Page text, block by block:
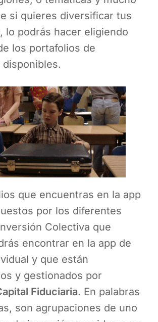
si quieres diversificar tus
lo podrás hacer eligiendo
los portafolios de
que encuentras en la app
por los diferentes
Colectiva que
encontrar en la app de
y que están
y gestionados por
Fiduciaria. En palabras
son agrupaciones de uno